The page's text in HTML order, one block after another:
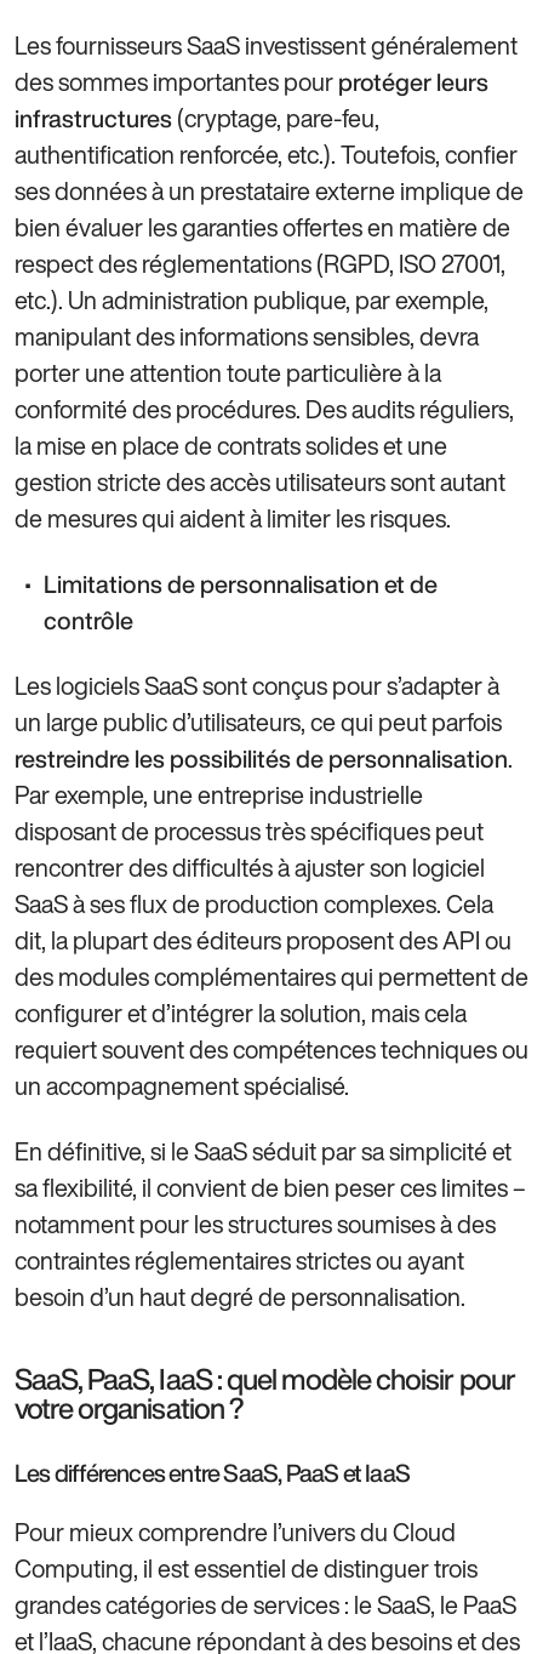
Les fournisseurs SaaS investissent généralement
des sommes importantes pour protéger leurs
infrastructures (cryptage, pare-feu,
authentification renforcée, etc.). Toutefois, confier
ses données à un prestataire externe implique de
bien évaluer les garanties offertes en matière de
respect des réglementations (RGPD, ISO 27001,
etc.). Un administration publique, par exemple,
manipulant des informations sensibles, devra
porter une attention toute particulière à la
conformité des procédures. Des audits réguliers,
la mise en place de contrats solides et une
gestion stricte des accès utilisateurs sont autant
de mesures qui aident à limiter les risques.
Limitations de personnalisation et de
contrôle
Les logiciels SaaS sont conçus pour s’adapter à
un large public d’utilisateurs, ce qui peut parfois
restreindre les possibilités de personnalisation.
Par exemple, une entreprise industrielle
disposant de processus très spécifiques peut
rencontrer des difficultés à ajuster son logiciel
SaaS à ses flux de production complexes. Cela
dit, la plupart des éditeurs proposent des API ou
des modules complémentaires qui permettent de
configurer et d’intégrer la solution, mais cela
requiert souvent des compétences techniques ou
un accompagnement spécialisé.
En définitive, si le SaaS séduit par sa simplicité et
sa flexibilité, il convient de bien peser ces limites –
notamment pour les structures soumises à des
contraintes réglementaires strictes ou ayant
besoin d’un haut degré de personnalisation.
SaaS, PaaS, IaaS : quel modèle choisir pour
votre organisation ?
Les différences entre SaaS, PaaS et IaaS
Pour mieux comprendre l’univers du Cloud
Computing, il est essentiel de distinguer trois
grandes catégories de services : le SaaS, le PaaS
et l’IaaS, chacune répondant à des besoins et des